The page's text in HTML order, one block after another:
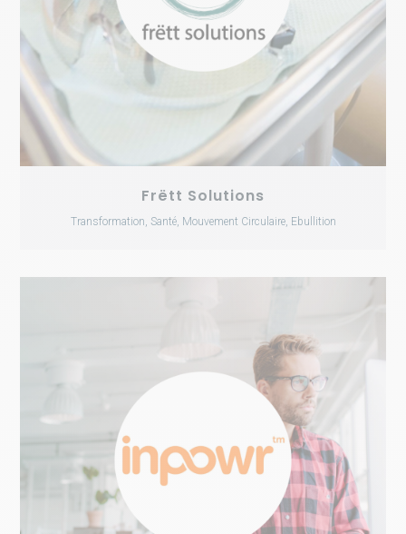
Frëtt Solutions
Transformation, Santé, Mouvement Circulaire, Ebullition